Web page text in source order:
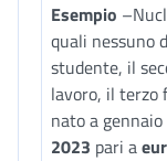
Esempio
quali nessuno
studente, il
lavoro, il terzo
nato a
2023 pari a